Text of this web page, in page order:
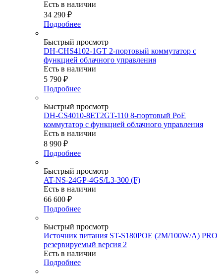
Есть в наличии
34 290 ₽
Подробнее
Быстрый просмотр
DH-CHS4102-1GT 2-портовый коммутатор с
функцией облачного управления
Есть в наличии
5 790 ₽
Подробнее
Быстрый просмотр
DH-CS4010-8ET2GT-110 8-портовый PoE
коммутатор с функцией облачного управления
Есть в наличии
8 990 ₽
Подробнее
Быстрый просмотр
AT-NS-24GP-4GS/L3-300 (F)
Есть в наличии
66 600 ₽
Подробнее
Быстрый просмотр
Источник питания ST-S180POE (2M/100W/А) PRO
резервируемый версия 2
Есть в наличии
Подробнее